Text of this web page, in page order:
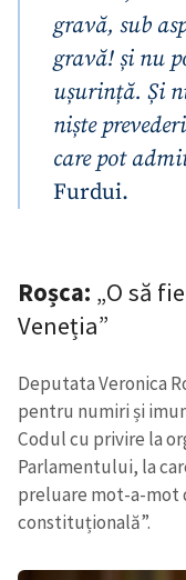
gravă, sub
gravă! și nu
ușurință. Și
niște
care pot
Furdui.
Roșca: „O să
Veneția”
Deputata Veronica
pentru numiri și
Codul cu privire la
Parlamentului, la
preluare mot-a-mot
constituțională”.
Titlu știre
Fotografie
+
Link media
+ Link